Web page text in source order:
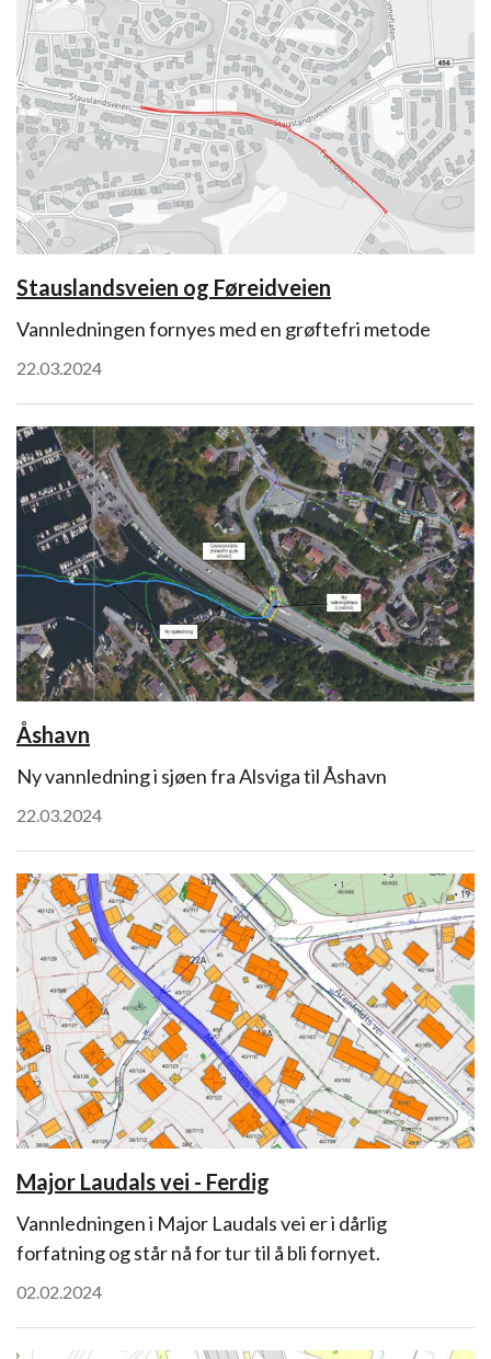
Stauslandsveien og Føreidveien
Vannledningen fornyes med en grøftefri metode
22.03.2024
Åshavn
Ny vannledning i sjøen fra Alsviga til Åshavn
22.03.2024
Major Laudals vei - Ferdig
Vannledningen i Major Laudals vei er i dårlig
forfatning og står nå for tur til å bli fornyet.
02.02.2024